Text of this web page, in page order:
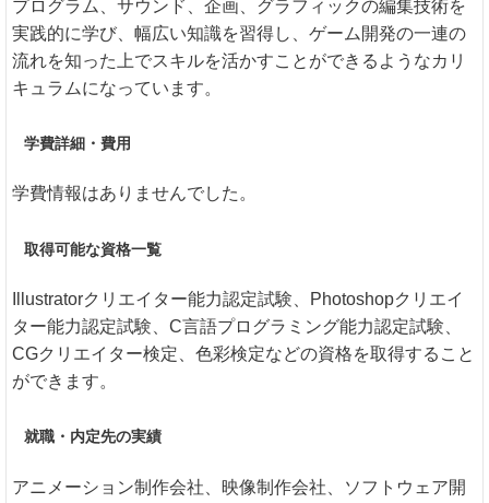
プログラム、サウンド、企画、グラフィックの編集技術を
実践的に学び、幅広い知識を習得し、ゲーム開発の一連の
流れを知った上でスキルを活かすことができるようなカリ
キュラムになっています。
学費詳細・費用
学費情報はありませんでした。
取得可能な資格一覧
Illustratorクリエイター能力認定試験、Photoshopクリエイ
ター能力認定試験、C言語プログラミング能力認定試験、
CGクリエイター検定、色彩検定などの資格を取得すること
ができます。
就職・内定先の実績
アニメーション制作会社、映像制作会社、ソフトウェア開